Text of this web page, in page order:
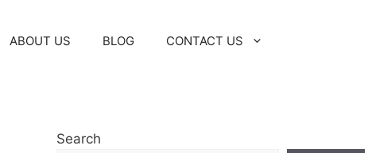
ABOUT US BLOG CONTACT US
Search